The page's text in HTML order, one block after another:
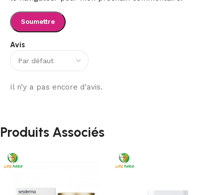
Avis
Il n’y a pas encore d’avis.
Produits Associés